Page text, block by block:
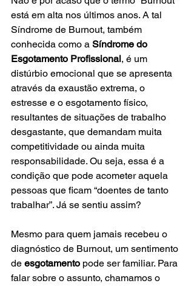
está em alta nos últimos anos. A tal
Síndrome de Burnout, também
conhecida como a Síndrome do
Esgotamento Profissional, é um
distúrbio emocional que se apresenta
através da exaustão extrema, o
estresse e o esgotamento físico,
resultantes de situações de trabalho
desgastante, que demandam muita
competitividade ou ainda muita
responsabilidade. Ou seja, essa é a
condição que pode acometer aquela
pessoas que ficam “doentes de tanto
trabalhar”. Já se sentiu assim?
Mesmo para quem jamais recebeu o
diagnóstico de Burnout, um sentimento
de esgotamento pode ser familiar. Para
falar sobre o assunto, chamamos o